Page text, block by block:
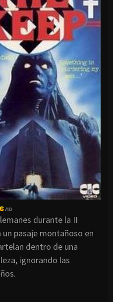
durante la II
pasaje montañoso en
dentro de una
ignorando las